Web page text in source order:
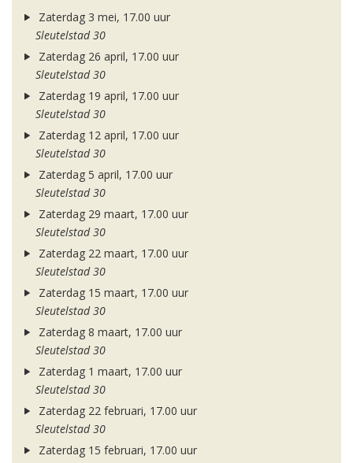
Zaterdag 3 mei, 17.00 uur
Sleutelstad 30
Zaterdag 26 april, 17.00 uur
Sleutelstad 30
Zaterdag 19 april, 17.00 uur
Sleutelstad 30
Zaterdag 12 april, 17.00 uur
Sleutelstad 30
Zaterdag 5 april, 17.00 uur
Sleutelstad 30
Zaterdag 29 maart, 17.00 uur
Sleutelstad 30
Zaterdag 22 maart, 17.00 uur
Sleutelstad 30
Zaterdag 15 maart, 17.00 uur
Sleutelstad 30
Zaterdag 8 maart, 17.00 uur
Sleutelstad 30
Zaterdag 1 maart, 17.00 uur
Sleutelstad 30
Zaterdag 22 februari, 17.00 uur
Sleutelstad 30
Zaterdag 15 februari, 17.00 uur